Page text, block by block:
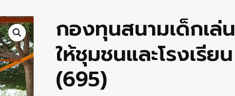
กองทุนสนามเด็กเล่น
ให้ชุมชนและโรงเรียน
(695)